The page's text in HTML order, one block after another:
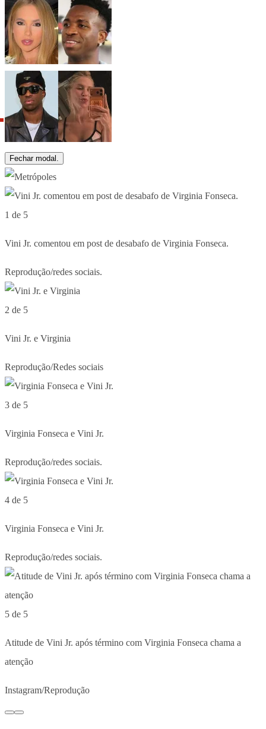
Fechar modal.
1 de 5
Vini Jr. comentou em post de desabafo de Virginia Fonseca.
Reprodução/redes sociais.
2 de 5
Vini Jr. e Virginia
Reprodução/Redes sociais
3 de 5
Virginia Fonseca e Vini Jr.
Reprodução/redes sociais.
4 de 5
Virginia Fonseca e Vini Jr.
Reprodução/redes sociais.
5 de 5
Atitude de Vini Jr. após término com Virginia Fonseca chama a
atenção
Instagram/Reprodução